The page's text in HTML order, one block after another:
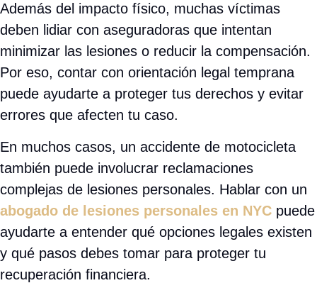
Además del impacto físico, muchas víctimas
deben lidiar con aseguradoras que intentan
minimizar las lesiones o reducir la compensación.
Por eso, contar con orientación legal temprana
puede ayudarte a proteger tus derechos y evitar
errores que afecten tu caso.
En muchos casos, un accidente de motocicleta
también puede involucrar reclamaciones
complejas de lesiones personales. Hablar con un
abogado de lesiones personales en NYC puede
ayudarte a entender qué opciones legales existen
y qué pasos debes tomar para proteger tu
recuperación financiera.